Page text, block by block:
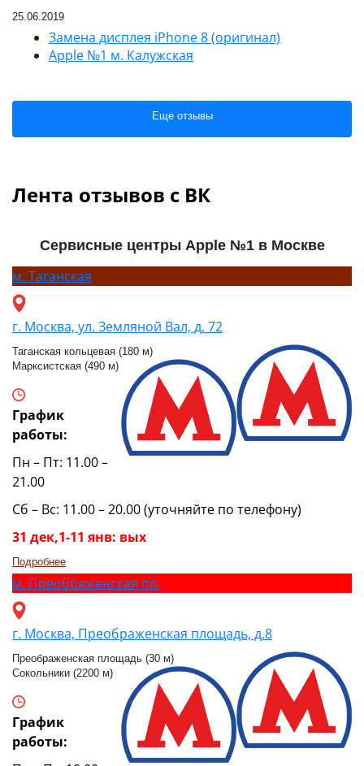
25.06.2019
Замена дисплея iPhone 8 (оригинал)
Apple №1 м. Калужская
Еще отзывы
Лента отзывов с ВК
Сервисные центры Apple №1 в Москве
м. Таганская
г. Москва, ул. Земляной Вал, д. 72
Таганская кольцевая (180 м)
Марксистская (490 м)
График
работы:
Пн – Пт: 11.00 –
21.00
Сб – Вс: 11.00 – 20.00 (уточняйте по телефону)
31 дек,1-11 янв: вых
Подробнее
м. Преображенская пл.
г. Москва, Преображенская площадь, д.8
Преображенская площадь (30 м)
Сокольники (2200 м)
График
работы: